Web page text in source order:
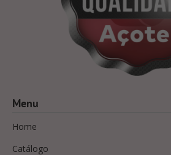
Menu
Home
Catálogo